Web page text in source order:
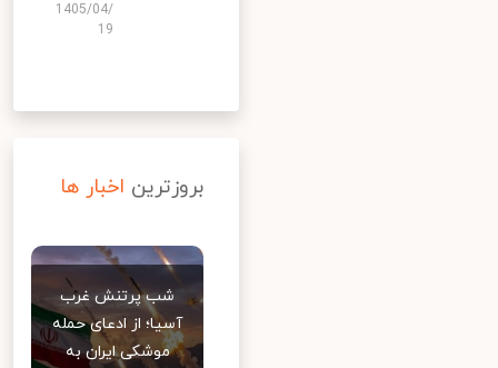
1405/04/
19
بروزترین اخبار ها
شب پرتنش غرب
آسیا؛ از ادعای حمله
موشکی ایران به